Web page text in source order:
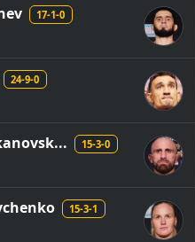
17-1-0
24-9-0
15-3-0
15-3-1